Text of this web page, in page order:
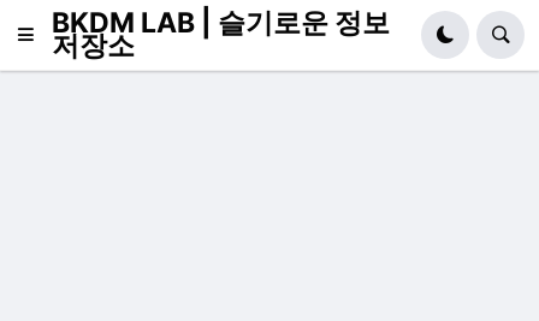
BKDM LAB | 슬기로운 정보
저장소